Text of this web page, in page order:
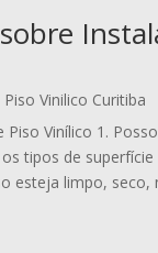
Vinilico Curitiba
Vinílico 1.
tipos de
esteja limpo, seco,